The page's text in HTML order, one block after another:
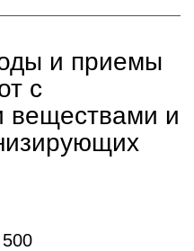
и приемы
с
веществами и